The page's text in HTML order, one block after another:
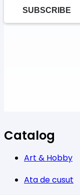
SUBSCRIBE
Catalog
Art & Hobby
Ata de cusut